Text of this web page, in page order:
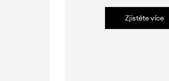
Zjistěte více